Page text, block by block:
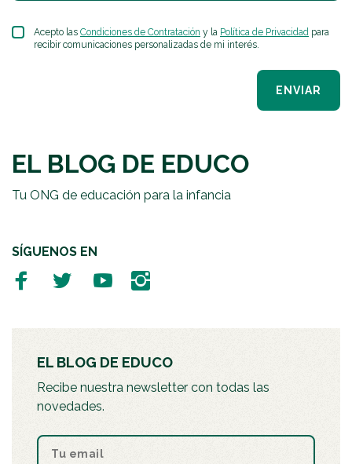
Acepto las Condiciones de Contratación y la Política de Privacidad para
recibir comunicaciones personalizadas de mi interés.
ENVIAR
EL BLOG DE EDUCO
Tu ONG de educación para la infancia
SÍGUENOS EN
EL BLOG DE EDUCO
Recibe nuestra newsletter con todas las
novedades.